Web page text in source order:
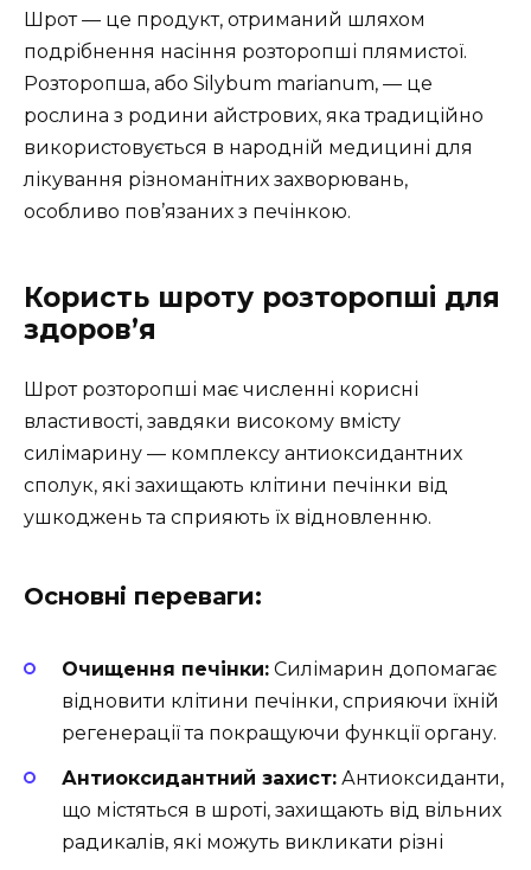
Шрот — це продукт, отриманий шляхом
подрібнення насіння розторопші плямистої.
Розторопша, або Silybum marianum, — це
рослина з родини айстрових, яка традиційно
використовується в народній медицині для
лікування різноманітних захворювань,
особливо пов’язаних з печінкою.
Користь шроту розторопші для
здоров’я
Шрот розторопші має численні корисні
властивості, завдяки високому вмісту
силімарину — комплексу антиоксидантних
сполук, які захищають клітини печінки від
ушкоджень та сприяють їх відновленню.
Основні переваги:
Очищення печінки: Силімарин допомагає
відновити клітини печінки, сприяючи їхній
регенерації та покращуючи функції органу.
Антиоксидантний захист: Антиоксиданти,
що містяться в шроті, захищають від вільних
радикалів, які можуть викликати різні